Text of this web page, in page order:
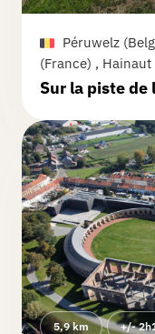
Le
éviter
On
vous
Péruwelz
(France) , Hainaut
Sur la piste de
5,9 km +/-